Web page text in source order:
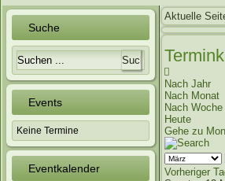
Suche
Events
Keine Termine
Eventkalender
Aktuelle
Nach Jahr
Nach Monat
Nach Woche
Heute
Gehe zu
Vorheriger